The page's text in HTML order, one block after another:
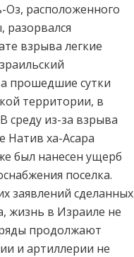
Оз, расположенного
разорвался
взрыва легкие
прошедшие сутки
территории, в
среду из-за взрыва
Натив ха-Асара
был нанесен ущерб
поселка.
заявлений сделанных
жизнь в Израиле не
продолжают
и артиллерии не